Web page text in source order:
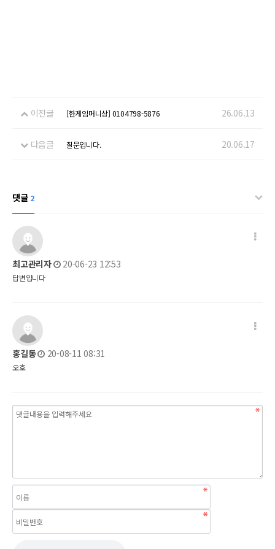
이전글 [한게임머니상] 0104798-5876 26.06.13
다음글 질문입니다. 20.06.17
댓글 2
최고관리자
작성일
20-06-23 12:53
답변입니다
홍길동
작성일
20-08-11 08:31
오호
내용